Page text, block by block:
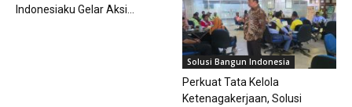
Indonesiaku Gelar Aksi...
Solusi Bangun Indonesia
Perkuat Tata Kelola
Ketenagakerjaan, Solusi